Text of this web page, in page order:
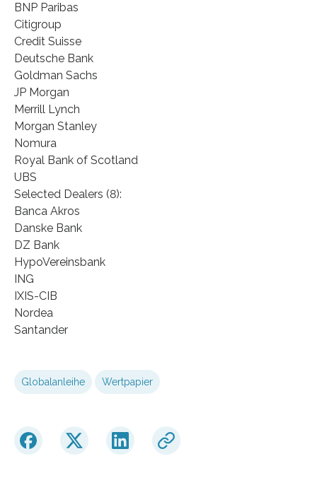
BNP Paribas
Citigroup
Credit Suisse
Deutsche Bank
Goldman Sachs
JP Morgan
Merrill Lynch
Morgan Stanley
Nomura
Royal Bank of Scotland
UBS
Selected Dealers (8):
Banca Akros
Danske Bank
DZ Bank
HypoVereinsbank
ING
IXIS-CIB
Nordea
Santander
Globalanleihe Wertpapier